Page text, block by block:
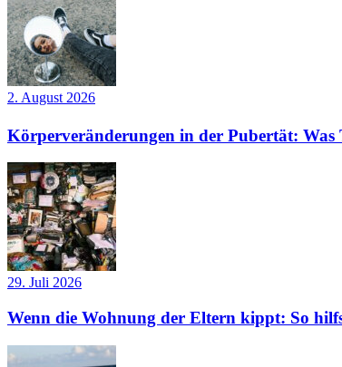
2. August 2026
Körperveränderungen in der Pubertät: Was
29. Juli 2026
Wenn die Wohnung der Eltern kippt: So